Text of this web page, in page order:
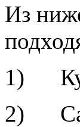
Из
1)
2)